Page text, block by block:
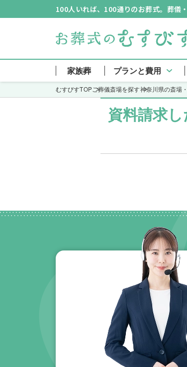
100人いれば、100通りのお葬式。葬儀
家族葬 プランと費用
むすびすTOPご葬儀斎場を探す神奈川県の斎場
資料請求